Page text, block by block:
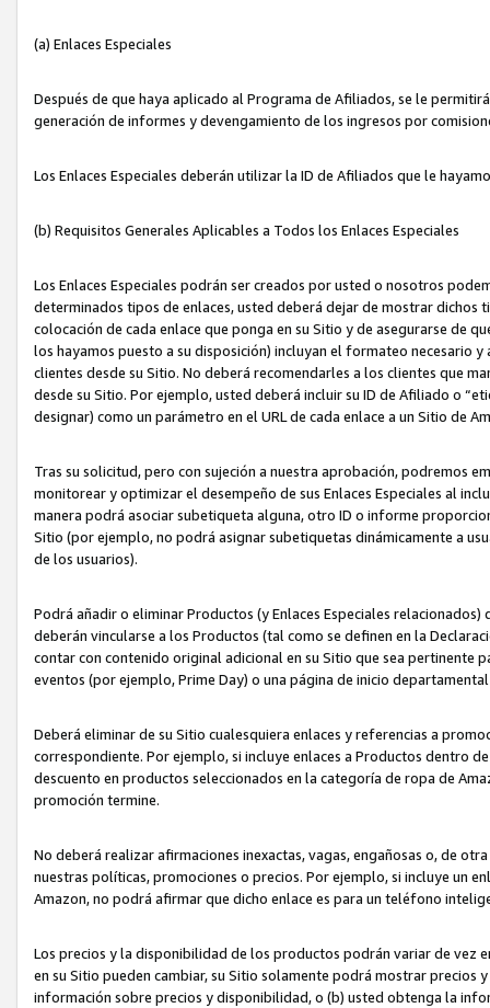
(a) Enlaces Especiales
Después de que haya aplicado al Programa de Afiliados, se le
generación de informes y devengamiento de los ingresos por
Los Enlaces Especiales deberán utilizar la ID de Afiliados que le
(b) Requisitos Generales Aplicables a Todos los Enlaces Especiales
Los Enlaces Especiales podrán ser creados por usted o nosotros
determinados tipos de enlaces, usted deberá dejar de mostrar dichos
colocación de cada enlace que ponga en su Sitio y de asegurarse de
los hayamos puesto a su disposición) incluyan el formateo necesario
clientes desde su Sitio. No deberá recomendarles a los clientes que
desde su Sitio. Por ejemplo, usted deberá incluir su ID de Afiliado o
designar) como un parámetro en el URL de cada enlace a un Sitio de
Tras su solicitud, pero con sujeción a nuestra aprobación, podremos
monitorear y optimizar el desempeño de sus Enlaces Especiales al
manera podrá asociar subetiqueta alguna, otro ID o informe
Sitio (por ejemplo, no podrá asignar subetiquetas dinámicamente a
de los usuarios).
Podrá añadir o eliminar Productos (y Enlaces Especiales
deberán vincularse a los Productos (tal como se definen en la
contar con contenido original adicional en su Sitio que sea pertinente
eventos (por ejemplo, Prime Day) o una página de inicio
Deberá eliminar de su Sitio cualesquiera enlaces y referencias a
correspondiente. Por ejemplo, si incluye enlaces a Productos dentro
descuento en productos seleccionados en la categoría de ropa de
promoción termine.
No deberá realizar afirmaciones inexactas, vagas, engañosas o, de
nuestras políticas, promociones o precios. Por ejemplo, si incluye un
Amazon, no podrá afirmar que dicho enlace es para un teléfono
Los precios y la disponibilidad de los productos podrán variar de vez
en su Sitio pueden cambiar, su Sitio solamente podrá mostrar
información sobre precios y disponibilidad, o (b) usted obtenga la